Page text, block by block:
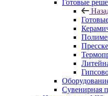
Готовые
Сувенирная